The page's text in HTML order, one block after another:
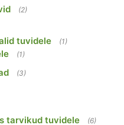
(2)
tuvidele (1)
(1)
(3)
tarvikud tuvidele (6)